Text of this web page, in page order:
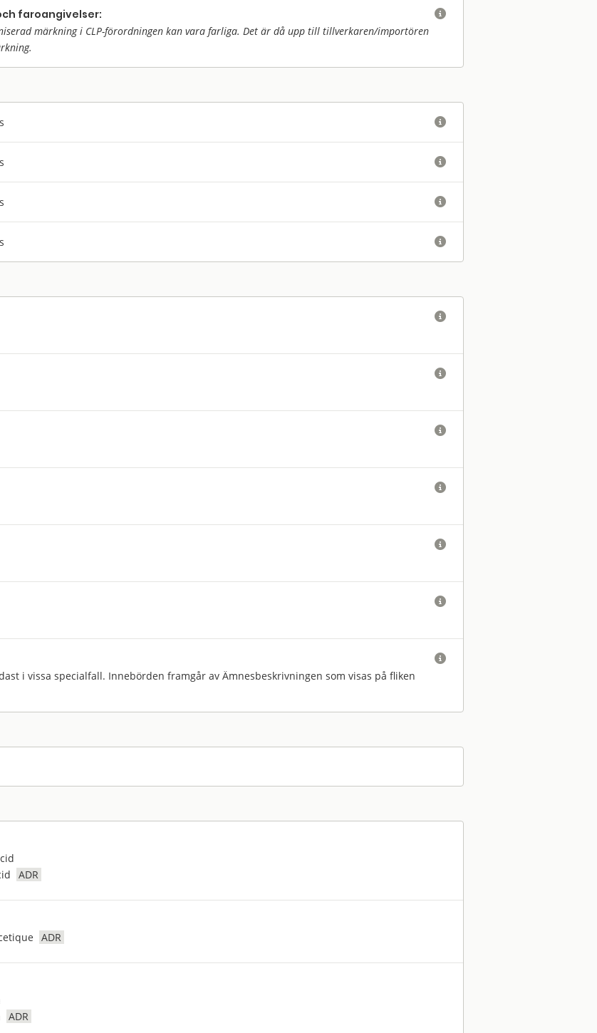
faroangivelser:
märkning i CLP-förordningen kan vara farliga. Det är då upp till tillverkaren/importören











i vissa specialfall. Innebörden framgår av Ämnesbeskrivningen som visas på fliken

ADR
ADR
ADR